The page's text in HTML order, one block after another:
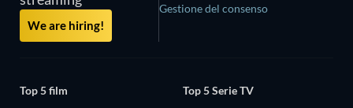
We are hiring!
Gestione del consenso
Top 5 film
Top 5 Serie TV